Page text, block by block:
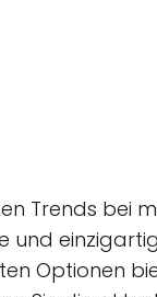
Trends
und
Optionen